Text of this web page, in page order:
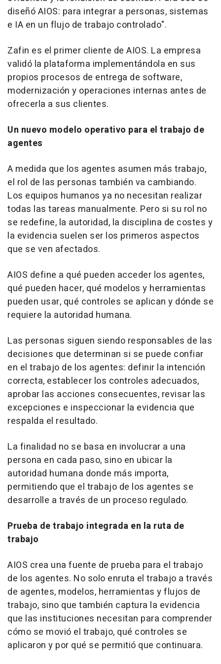
diseñó AIOS: para integrar a personas, sistemas
e IA en un flujo de trabajo controlado".
Zafin es el primer cliente de AIOS. La empresa
validó la plataforma implementándola en sus
propios procesos de entrega de software,
modernización y operaciones internas antes de
ofrecerla a sus clientes.
Un nuevo modelo operativo para el trabajo de
agentes
A medida que los agentes asumen más trabajo,
el rol de las personas también va cambiando.
Los equipos humanos ya no necesitan realizar
todas las tareas manualmente. Pero si su rol no
se redefine, la autoridad, la disciplina de costes y
la evidencia suelen ser los primeros aspectos
que se ven afectados.
AIOS define a qué pueden acceder los agentes,
qué pueden hacer, qué modelos y herramientas
pueden usar, qué controles se aplican y dónde se
requiere la autoridad humana.
Las personas siguen siendo responsables de las
decisiones que determinan si se puede confiar
en el trabajo de los agentes: definir la intención
correcta, establecer los controles adecuados,
aprobar las acciones consecuentes, revisar las
excepciones e inspeccionar la evidencia que
respalda el resultado.
La finalidad no se basa en involucrar a una
persona en cada paso, sino en ubicar la
autoridad humana donde más importa,
permitiendo que el trabajo de los agentes se
desarrolle a través de un proceso regulado.
Prueba de trabajo integrada en la ruta de
trabajo
AIOS crea una fuente de prueba para el trabajo
de los agentes. No solo enruta el trabajo a través
de agentes, modelos, herramientas y flujos de
trabajo, sino que también captura la evidencia
que las instituciones necesitan para comprender
cómo se movió el trabajo, qué controles se
aplicaron y por qué se permitió que continuara.